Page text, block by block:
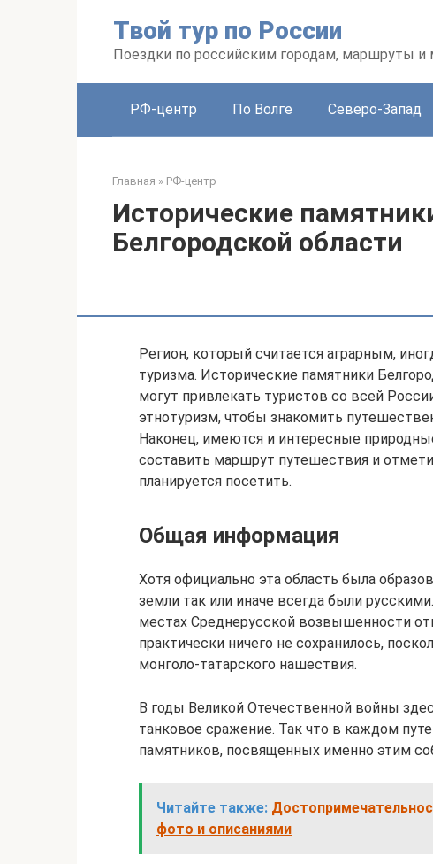
Твой тур по России
Поездки по российским городам, маршруты и
РФ-центр По Волге Северо-Запад
Главная » РФ-центр
Исторические
Белгородской области
Регион, который считается аграрным,
туризма. Исторические памятники
могут привлекать туристов со всей
этнотуризм, чтобы знакомить
Наконец, имеются и интересные
составить маршрут путешествия и
планируется посетить.
Общая информация
Хотя официально эта область была
земли так или иначе всегда были
местах Среднерусской возвышенности
практически ничего не сохранилось,
монголо-татарского нашествия.
В годы Великой Отечественной войны
танковое сражение. Так что в каждом
памятников, посвященных именно этим
Читайте также:
фото и описаниями